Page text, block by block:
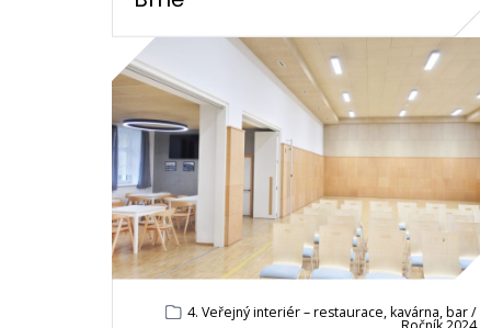
4. Veřejný interiér – restaurace, kavárna, bar /